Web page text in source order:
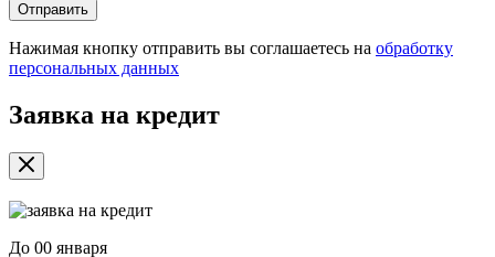
Отправить
Нажимая кнопку отправить вы соглашаетесь на обработку
персональных данных
Заявка на кредит
До 00 января